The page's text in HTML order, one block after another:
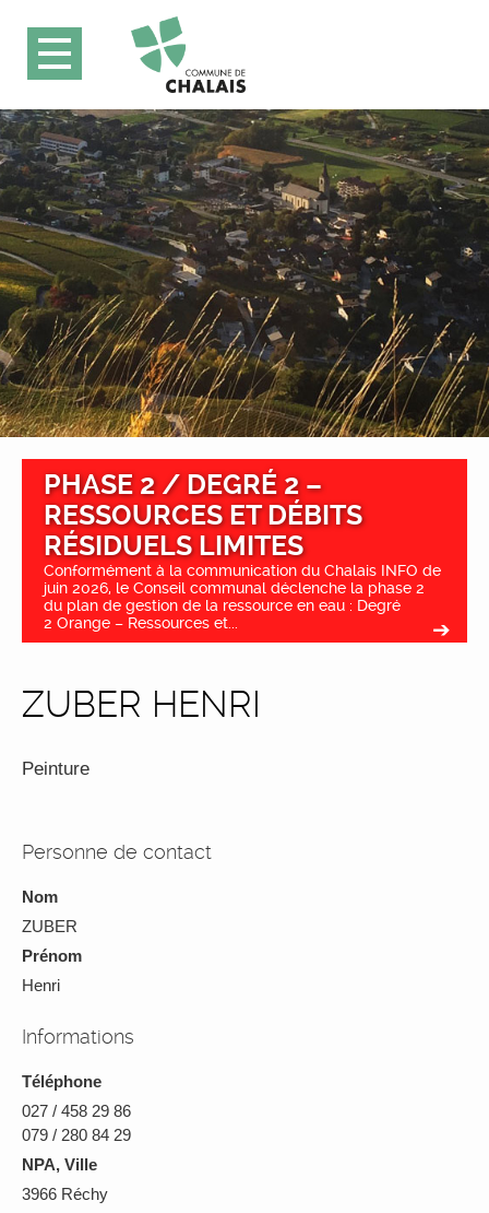
PHASE 2 / DEGRÉ 2 –
RESSOURCES ET DÉBITS
RÉSIDUELS LIMITES
Conformément à la communication du Chalais INFO de
juin 2026, le Conseil communal déclenche la phase 2
du plan de gestion de la ressource en eau : Degré
2 Orange – Ressources et...
ZUBER HENRI
Peinture
Personne de contact
Nom
ZUBER
Prénom
Henri
Informations
Téléphone
027 / 458 29 86
079 / 280 84 29
NPA, Ville
3966 Réchy